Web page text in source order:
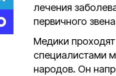
лечения
первичного
Медики
специалистами
народов. Он